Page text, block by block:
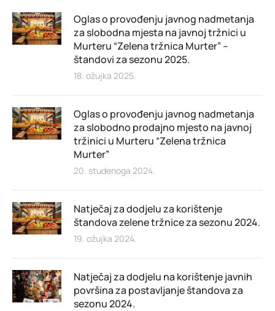
Oglas o provođenju javnog nadmetanja
za slobodna mjesta na javnoj tržnici u
Murteru “Zelena tržnica Murter” –
štandovi za sezonu 2025.
18. ožujka 2025.
Oglas o provođenju javnog nadmetanja
za slobodno prodajno mjesto na javnoj
tržinici u Murteru “Zelena tržnica
Murter”
20. studenoga 2024.
Natječaj za dodjelu za korištenje
štandova zelene tržnice za sezonu 2024.
19. ožujka 2024.
Natječaj za dodjelu na korištenje javnih
površina za postavljanje štandova za
sezonu 2024.